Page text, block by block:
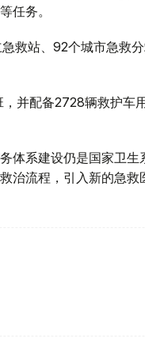
任务。
救站、92个城市急救
并配备2728辆救护车
体系建设仍是国家卫
治流程，引入新的急